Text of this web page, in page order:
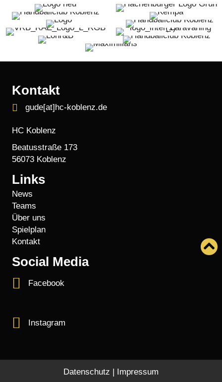
Kontakt
gude[at]hc-koblenz.de
HC Koblenz
Beatusstraße 173
56073 Koblenz
Links
News
Teams
Über uns
Spielplan
Kontakt
Social Media
Facebook
Instagram
Datenschutz | Impressum